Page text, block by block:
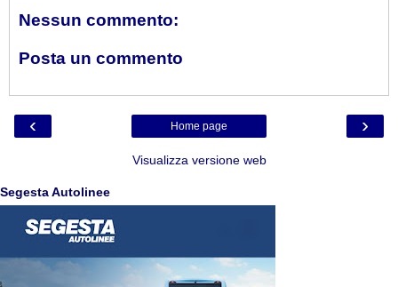
Nessun commento:
Posta un commento
‹ ›
Home page
Visualizza versione web
Segesta Autolinee